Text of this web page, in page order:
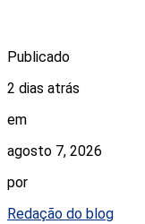
Publicado
2 dias atrás
em
agosto 7, 2026
por
Redação do blog